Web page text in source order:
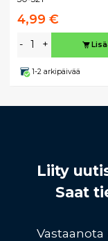
4,99 €
- +
1-2 arkipäivää
Liity
Saat